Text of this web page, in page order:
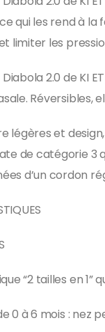
qui les rend à
limiter les
2.0 de KI
légères et
de catégorie 3
d’un cordon
“2 tailles en
0 à 6 mois : nez